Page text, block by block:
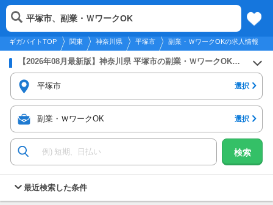
2026年8月8日更新
関東
メニュー
ギガバイトTOP 関東 神奈川県 平塚市 副業・ＷワークOKの求人情報
平塚市、副業・ＷワークOK
【2026年08月最新版】神奈川県 平塚市の副業・ＷワークOKのバイト・アルバイト・パートの求人募集情報
平塚市 選択
副業・ＷワークOK 選択
検索
最近検索した条件